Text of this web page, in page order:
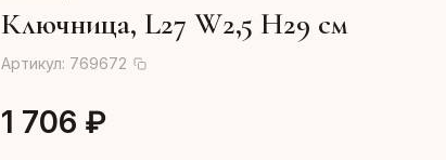
Ключница, L27 W2,5 H29 см
Артикул: 769672
1 706 ₽